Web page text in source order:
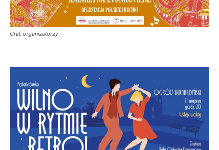
Graf. organizatorzy